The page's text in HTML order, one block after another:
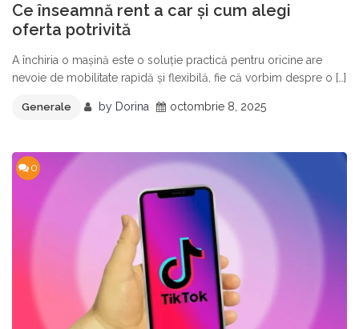
Ce înseamnă rent a car și cum alegi
oferta potrivită
A închiria o mașină este o soluție practică pentru oricine are
nevoie de mobilitate rapidă și flexibilă, fie că vorbim despre o […]
Generale by Dorina octombrie 8, 2025
0